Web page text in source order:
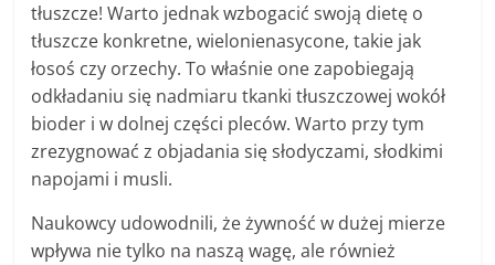
tłuszcze! Warto jednak wzbogacić swoją dietę o
tłuszcze konkretne, wielonienasycone, takie jak
łosoś czy orzechy. To właśnie one zapobiegają
odkładaniu się nadmiaru tkanki tłuszczowej wokół
bioder i w dolnej części pleców. Warto przy tym
zrezygnować z objadania się słodyczami, słodkimi
napojami i musli.
Naukowcy udowodnili, że żywność w dużej mierze
wpływa nie tylko na naszą wagę, ale również